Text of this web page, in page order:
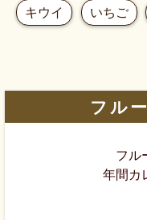
キウイ いちご
フル
フル
年間カ